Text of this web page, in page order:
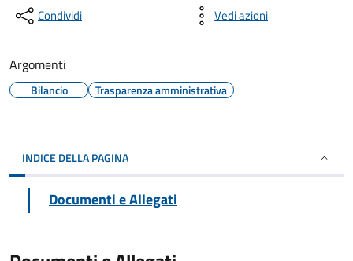
Condividi Vedi azioni
Argomenti
Bilancio Trasparenza amministrativa
INDICE DELLA PAGINA
Documenti e Allegati